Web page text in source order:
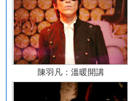
陳羽凡：溫暖開講